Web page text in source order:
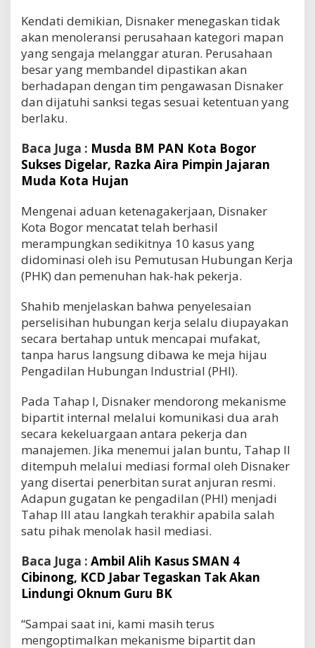
Kendati demikian, Disnaker menegaskan tidak
akan menoleransi perusahaan kategori mapan
yang sengaja melanggar aturan. Perusahaan
besar yang membandel dipastikan akan
berhadapan dengan tim pengawasan Disnaker
dan dijatuhi sanksi tegas sesuai ketentuan yang
berlaku.
Baca Juga : Musda BM PAN Kota Bogor
Sukses Digelar, Razka Aira Pimpin Jajaran
Muda Kota Hujan
Mengenai aduan ketenagakerjaan, Disnaker
Kota Bogor mencatat telah berhasil
merampungkan sedikitnya 10 kasus yang
didominasi oleh isu Pemutusan Hubungan Kerja
(PHK) dan pemenuhan hak-hak pekerja.
Shahib menjelaskan bahwa penyelesaian
perselisihan hubungan kerja selalu diupayakan
secara bertahap untuk mencapai mufakat,
tanpa harus langsung dibawa ke meja hijau
Pengadilan Hubungan Industrial (PHI).
Pada Tahap I, Disnaker mendorong mekanisme
bipartit internal melalui komunikasi dua arah
secara kekeluargaan antara pekerja dan
manajemen. Jika menemui jalan buntu, Tahap II
ditempuh melalui mediasi formal oleh Disnaker
yang disertai penerbitan surat anjuran resmi.
Adapun gugatan ke pengadilan (PHI) menjadi
Tahap III atau langkah terakhir apabila salah
satu pihak menolak hasil mediasi.
Baca Juga : Ambil Alih Kasus SMAN 4
Cibinong, KCD Jabar Tegaskan Tak Akan
Lindungi Oknum Guru BK
“Sampai saat ini, kami masih terus
mengoptimalkan mekanisme bipartit dan